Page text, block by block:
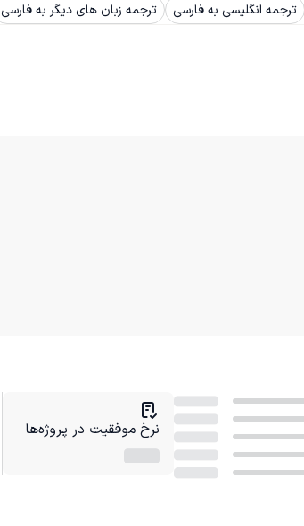
ترجمه انگلیسی به فارسی ترجمه زبان های دیگر به فارسی
نرخ موفقیت در پروژه‌ها